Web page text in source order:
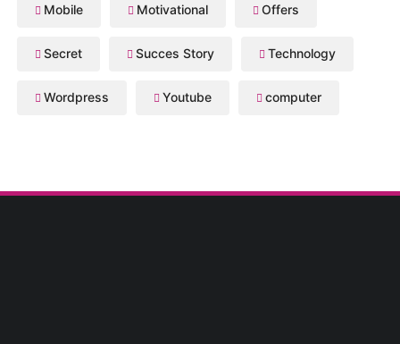
Mobile Motivational Offers
Secret Succes Story Technology
Wordpress Youtube computer